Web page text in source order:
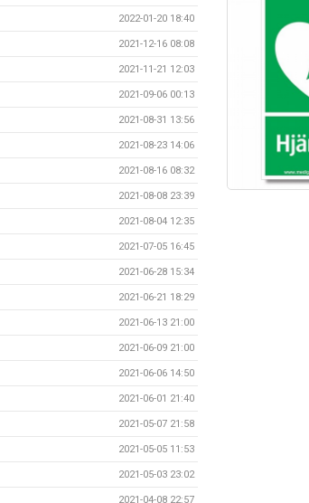
2022-01-20 18:40
2021-12-16 08:08
2021-11-21 12:03
2021-09-06 00:13
2021-08-31 13:56
2021-08-23 14:06
2021-08-16 08:32
2021-08-08 23:39
2021-08-04 12:35
2021-07-05 16:45
2021-06-28 15:34
2021-06-21 18:29
2021-06-13 21:00
2021-06-09 21:00
2021-06-06 14:50
2021-06-01 21:40
2021-05-07 21:58
2021-05-05 11:53
2021-05-03 23:02
2021-04-08 22:57